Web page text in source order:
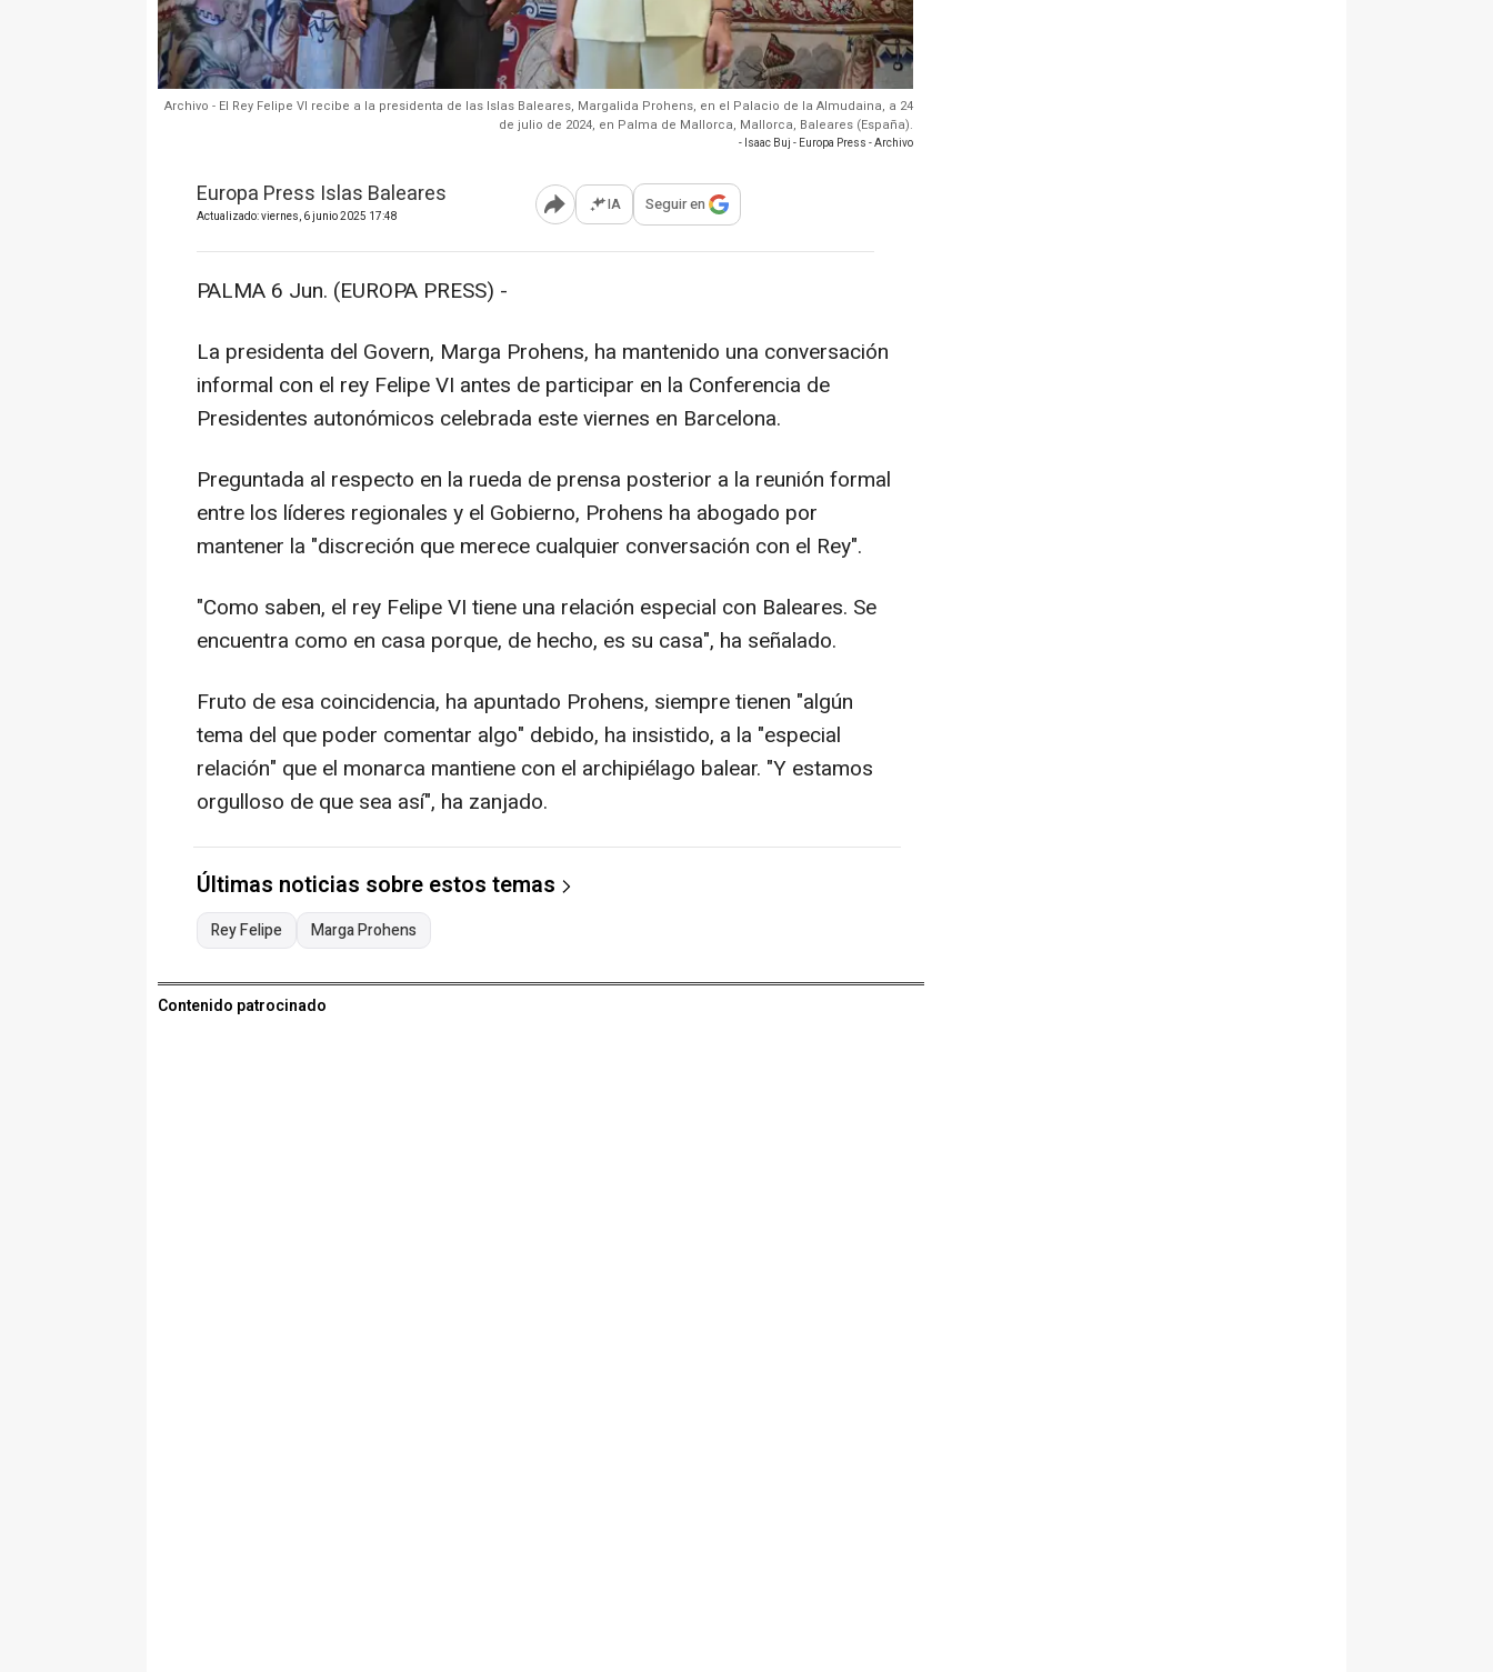
Archivo - El Rey Felipe VI recibe a la presidenta de las Islas Baleares, Margalida Prohens, en el Palacio de la Almudaina, a 24
de julio de 2024, en Palma de Mallorca, Mallorca, Baleares (España).
- Isaac Buj - Europa Press - Archivo
Europa Press Islas Baleares
Actualizado: viernes, 6 junio 2025 17:48 Abrir opciones para compartir
IA Seguir en
PALMA 6 Jun. (EUROPA PRESS) -
La presidenta del Govern, Marga Prohens, ha mantenido una conversación
informal con el rey Felipe VI antes de participar en la Conferencia de
Presidentes autonómicos celebrada este viernes en Barcelona.
Preguntada al respecto en la rueda de prensa posterior a la reunión formal
entre los líderes regionales y el Gobierno, Prohens ha abogado por
mantener la "discreción que merece cualquier conversación con el Rey".
"Como saben, el rey Felipe VI tiene una relación especial con Baleares. Se
encuentra como en casa porque, de hecho, es su casa", ha señalado.
Fruto de esa coincidencia, ha apuntado Prohens, siempre tienen "algún
tema del que poder comentar algo" debido, ha insistido, a la "especial
relación" que el monarca mantiene con el archipiélago balear. "Y estamos
orgulloso de que sea así", ha zanjado.
Últimas noticias sobre estos temas
Rey Felipe Marga Prohens
Contenido patrocinado